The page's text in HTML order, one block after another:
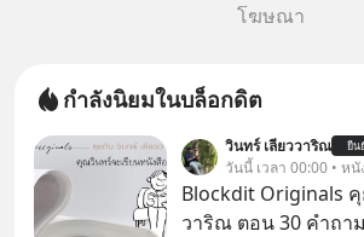
โฆษณา
กำลังนิยมในบล็อกดิต
วินทร์ เลียววาริณ ยืน
วันนี้ เวลา 00:00 • หนั
Blockdit Originals
วาริณ ตอน 30 คำถา